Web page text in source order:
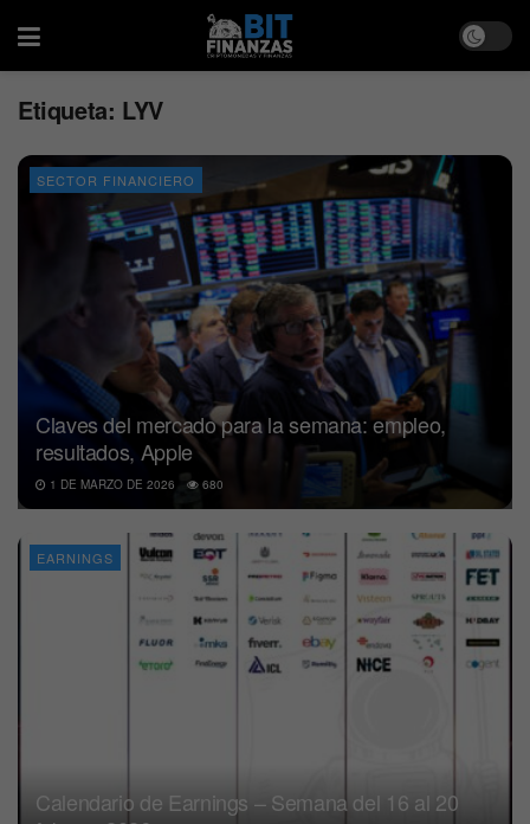
Etiqueta: LYV
SECTOR FINANCIERO
Claves del mercado para la semana: empleo,
resultados, Apple
1 DE MARZO DE 2026 680
EARNINGS
Calendario de Earnings – Semana del 16 al 20